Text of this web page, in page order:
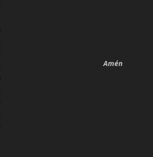
Amén